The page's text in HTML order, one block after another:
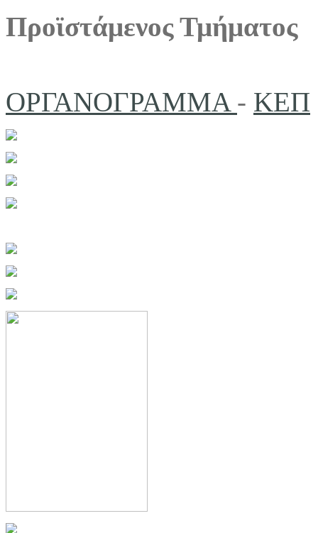
Προϊστάμενος Τμήματος
ΟΡΓΑΝΟΓΡΑΜΜΑ - ΚΕΠ